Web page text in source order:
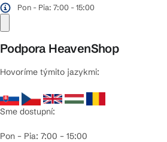
Pon - Pia: 7:00 - 15:00
Podpora HeavenShop
Hovoríme týmito jazykmi:
Sme dostupní:
Pon – Pia: 7:00 – 15:00